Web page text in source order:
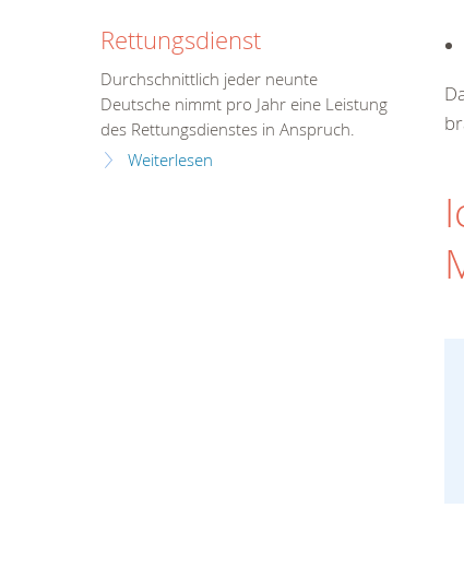
Rettungsdienst
Durchschnittlich jeder neunte
Deutsche nimmt pro Jahr eine Leistung
des Rettungsdienstes in Anspruch.
Weiterlesen